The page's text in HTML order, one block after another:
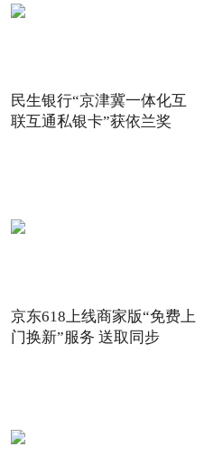
民生银行“京津冀一体化互
联互通私银卡”获依兰奖
京东618上线商家版“免费上
门换新”服务 送取同步